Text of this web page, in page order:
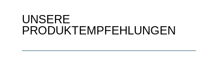
UNSERE
PRODUKTEMPFEHLUNGEN